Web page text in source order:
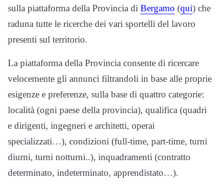
sulla piattaforma della Provincia di Bergamo (qui) che
raduna tutte le ricerche dei vari sportelli del lavoro
presenti sul territorio.
La piattaforma della Provincia consente di ricercare
velocemente gli annunci filtrandoli in base alle proprie
esigenze e preferenze, sulla base di quattro categorie:
località (ogni paese della provincia), qualifica (quadri
e dirigenti, ingegneri e architetti, operai
specializzati…), condizioni (full-time, part-time, turni
diurni, turni notturni..), inquadramenti (contratto
determinato, indeterminato, apprendistato…).